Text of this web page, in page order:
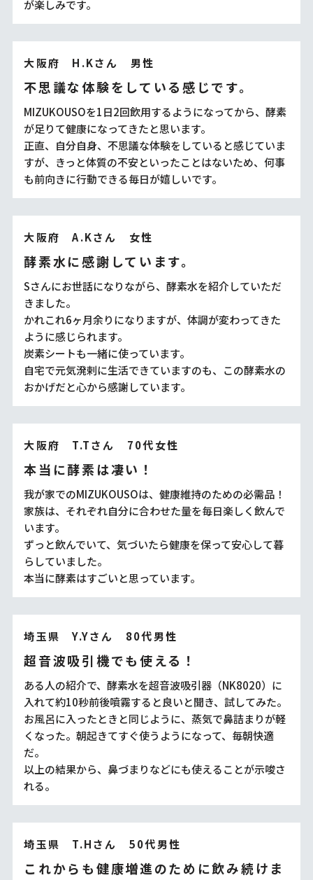
が楽しみです。
大阪府 H.Kさん 男性
不思議な体験をしている感じです。
MIZUKOUSOを1日2回飲用するようになってから、酵素
が足りて健康になってきたと思います。
正直、自分自身、不思議な体験をしていると感じていま
すが、きっと体質の不安といったことはないため、何事
も前向きに行動できる毎日が嬉しいです。
大阪府 A.Kさん 女性
酵素水に感謝しています。
Sさんにお世話になりながら、酵素水を紹介していただ
きました。
かれこれ6ヶ月余りになりますが、体調が変わってきた
ように感じられます。
炭素シートも一緒に使っています。
自宅で元気溌剌に生活できていますのも、この酵素水の
おかげだと心から感謝しています。
大阪府 T.Tさん 70代女性
本当に酵素は凄い！
我が家でのMIZUKOUSOは、健康維持のための必需品！
家族は、それぞれ自分に合わせた量を毎日楽しく飲んで
います。
ずっと飲んでいて、気づいたら健康を保って安心して暮
らしていました。
本当に酵素はすごいと思っています。
埼玉県 Y.Yさん 80代男性
超音波吸引機でも使える！
ある人の紹介で、酵素水を超音波吸引器（NK8020）に
入れて約10秒前後噴霧すると良いと聞き、試してみた。
お風呂に入ったときと同じように、蒸気で鼻詰まりが軽
くなった。朝起きてすぐ使うようになって、毎朝快適
だ。
以上の結果から、鼻づまりなどにも使えることが示唆さ
れる。
埼玉県 T.Hさん 50代男性
これからも健康増進のために飲み続けま